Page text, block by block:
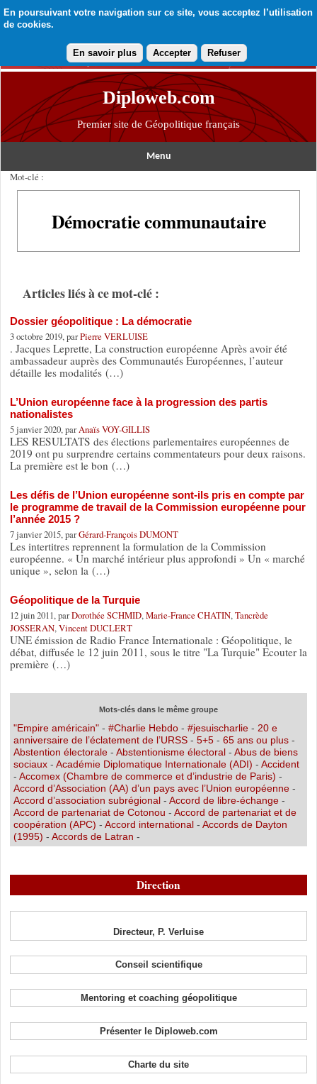
En poursuivant votre navigation sur ce site, vous acceptez l’utilisation
de cookies.
En savoir plus Accepter Refuser
Diploweb.com
Premier site de Géopolitique français
Menu
Mot-clé :
Démocratie communautaire
Articles liés à ce mot-clé :
Dossier géopolitique : La démocratie
3 octobre 2019, parPierre VERLUISE
. Jacques Leprette, La construction européenne Après avoir été
ambassadeur auprès des Communautés Européennes, l’auteur
détaille les modalités (…)
L’Union européenne face à la progression des partis
nationalistes
5 janvier 2020, parAnaïs VOY-GILLIS
LES RESULTATS des élections parlementaires européennes de
2019 ont pu surprendre certains commentateurs pour deux raisons.
La première est le bon (…)
Les défis de l’Union européenne sont-ils pris en compte par
le programme de travail de la Commission européenne pour
l’année 2015 ?
7 janvier 2015, parGérard-François DUMONT
Les intertitres reprennent la formulation de la Commission
européenne. « Un marché intérieur plus approfondi » Un « marché
unique », selon la (…)
Géopolitique de la Turquie
12 juin 2011, parDorothée SCHMID, Marie-France CHATIN, Tancrède
JOSSERAN, Vincent DUCLERT
UNE émission de Radio France Internationale : Géopolitique, le
débat, diffusée le 12 juin 2011, sous le titre "La Turquie" Ecouter la
première (…)
Mots-clés dans le même groupe
"Empire américain"- #Charlie Hebdo- #jesuischarlie- 20 e
anniversaire de l’éclatement de l’URSS- 5+5- 65 ans ou plus-
Abstention électorale- Abstentionisme électoral- Abus de biens
sociaux- Académie Diplomatique Internationale (ADI) - Accident
- Accomex (Chambre de commerce et d’industrie de Paris) -
Accord d’Association (AA) d’un pays avec l’Union européenne-
Accord d’association subrégional- Accord de libre-échange-
Accord de partenariat de Cotonou - Accord de partenariat et de
coopération (APC) - Accord international- Accords de Dayton
(1995) - Accords de Latran -
Direction
Directeur, P. Verluise
Conseil scientifique
Mentoring et coaching géopolitique
Présenter le Diploweb.com
Charte du site